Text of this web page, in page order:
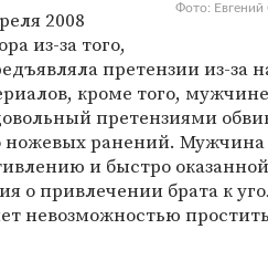
Фото:
2008
из-за того,
претензии из-за
кроме того,
претензиями
ножевых ранений.
и быстро
о привлечении брата к
невозможностью